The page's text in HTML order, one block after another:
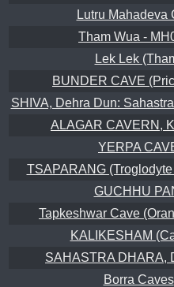
Lutru Mahadeva
Tham Wua -
Lek Lek
BUNDER CAVE
SHIVA, Dehra Dun:
ALAGAR CAVERN,
YERPA
TSAPARANG
GUCHHU
Tapkeshwar Cave
KALIKESHAM
SAHASTRA DHARA,
Borra Caves